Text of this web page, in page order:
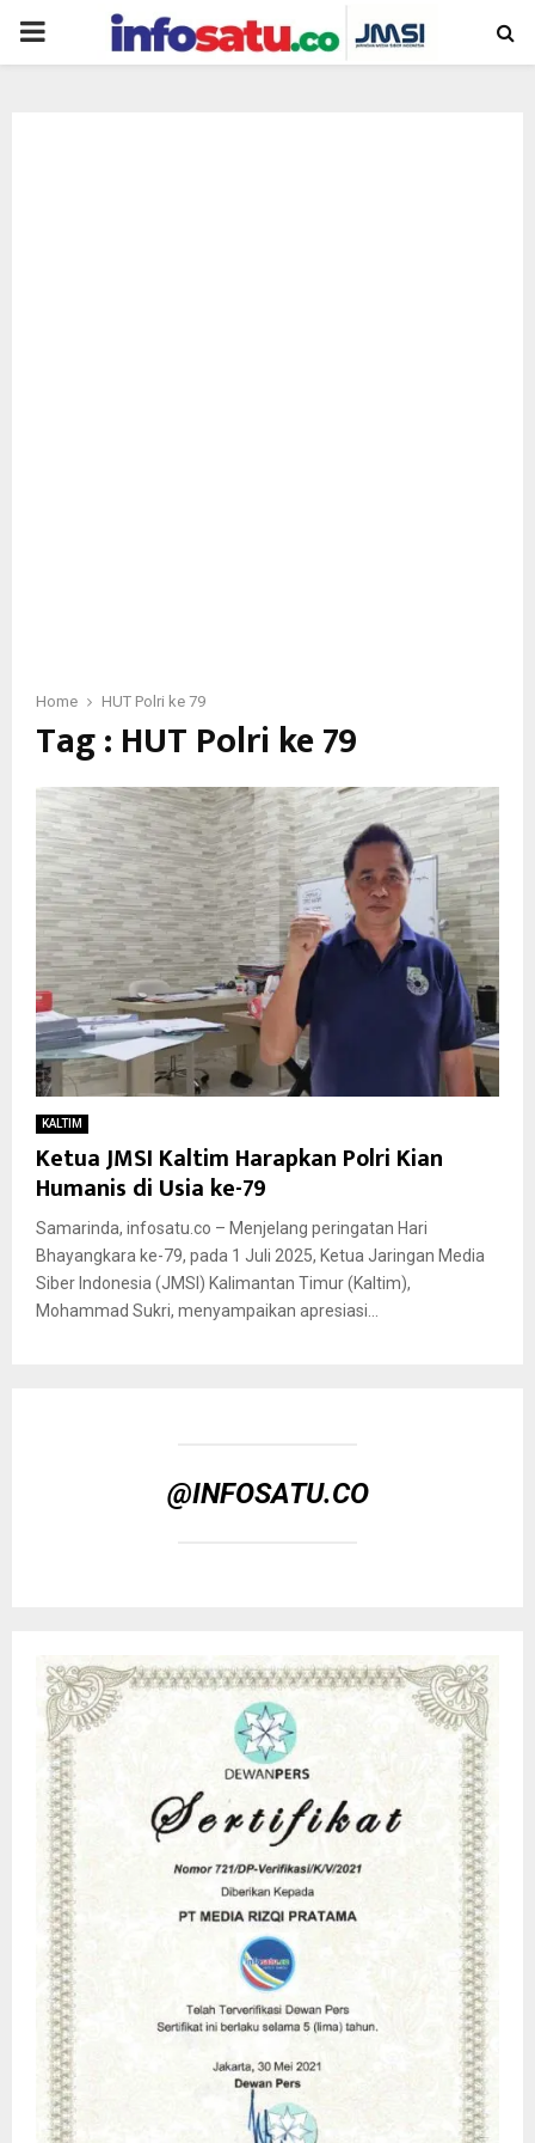
PRIMARY
Home HUT Polri ke 79
Tag : HUT Polri ke 79
KALTIM
Ketua JMSI Kaltim Harapkan Polri Kian
Humanis di Usia ke-79
Samarinda, infosatu.co – Menjelang peringatan Hari
Bhayangkara ke-79, pada 1 Juli 2025, Ketua Jaringan Media
Siber Indonesia (JMSI) Kalimantan Timur (Kaltim),
Mohammad Sukri, menyampaikan apresiasi...
@INFOSATU.CO